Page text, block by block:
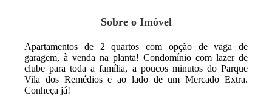
Sobre o Imóvel
Apartamentos de 2 quartos com opção de vaga de
garagem, à venda na planta! Condomínio com lazer de
clube para toda a família, a poucos minutos do Parque
Vila dos Remédios e ao lado de um Mercado Extra.
Conheça já!